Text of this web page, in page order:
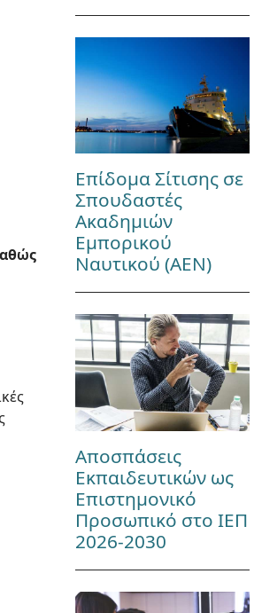
Επίδομα Σίτισης σε
Σπουδαστές
Ακαδημιών
Εμπορικού
Ναυτικού (ΑΕΝ)
Αποσπάσεις
Εκπαιδευτικών ως
Επιστημονικό
Προσωπικό στο ΙΕΠ
2026-2030